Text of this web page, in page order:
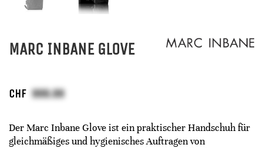
MARC INBANE GLOVE
CHF
Der Marc Inbane Glove ist ein praktischer Handschuh für
gleichmäßiges und hygienisches Auftragen von